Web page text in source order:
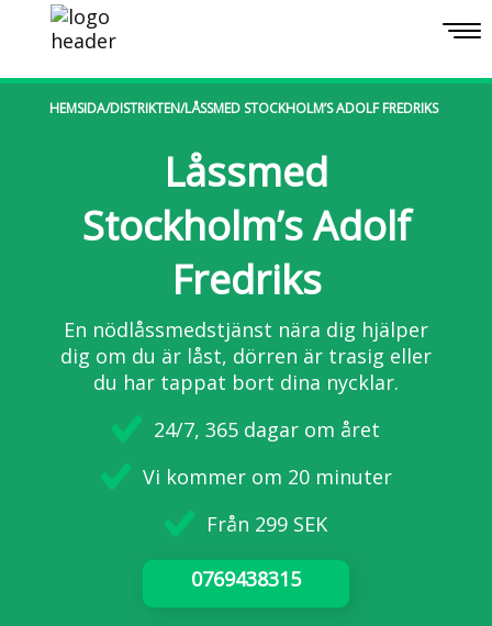
HEMSIDA/DISTRIKTEN/LÅSSMED STOCKHOLM’S ADOLF FREDRIKS
Låssmed
Stockholm’s Adolf
Fredriks
En nödlåssmedstjänst nära dig hjälper
dig om du är låst, dörren är trasig eller
du har tappat bort dina nycklar.
24/7, 365 dagar om året
Vi kommer om 20 minuter
Från 299 SEK
0769438315